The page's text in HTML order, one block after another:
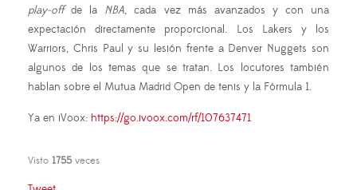
play-offde la NBA, cada vez más avanzados y con una
expectación directamente proporcional. Los Lakers y los
Warriors, Chris Paul y su lesión frente a Denver Nuggets son
algunos de los temas que se tratan. Los locutores también
hablan sobre el Mutua Madrid Open de tenis y la Fórmula 1.
Ya en iVoox: https://go.ivoox.com/rf/107637471
Visto 1755veces